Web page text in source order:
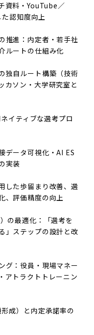
資料・YouTube／
認知度向上
推進：内定者・若手社
ルートの仕組み化
独自ルート構築（技術
カソン・大学研究室と
イティブな選考プロ
データ可視化・AI ES
実装
した歩留まり改善、選
、評価精度の向上
の最適化：「選考を
」ステップの設計と改
グ：役員・現場マネー
アトラクトトレーニン
成）と内定承諾率の